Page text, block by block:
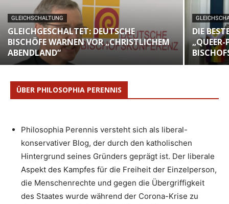
GLEICHSCHALTUNG
GLEICHGESCHALTET: DEUTSCHE
BISCHÖFE WARNEN VOR „CHRISTLICHEM
ABENDLAND“
DIE
„QUEER-
ÜBER PHILOSOPHIA PERENNIS
Philosophia Perennis versteht sich als liberal-
konservativer Blog, der durch den katholischen
Hintergrund seines Gründers geprägt ist. Der liberale
Aspekt des Kampfes für die Freiheit der Einzelperson,
die Menschenrechte und gegen die Übergriffigkeit
des Staates wurde während der Corona-Krise zu